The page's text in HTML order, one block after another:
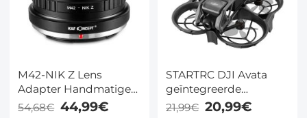
M42-NIK Z Lens
Adapter Handmatige
Focus Compatibele
54,68€ 44,99€
STARTRC DJI Avata
geïntegreerde
propellerkap
21,99€ 20,99€